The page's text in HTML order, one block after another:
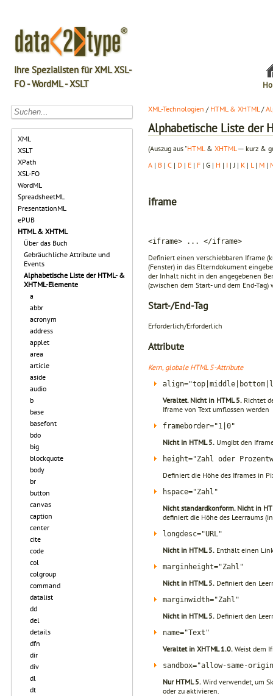
Ihre Spezialisten für XML XSL-
FO - WordML - XSLT
XML
XSLT
XPath
XSL-FO
WordML
SpreadsheetML
PresentationML
ePUB
HTML & XHTML
Über das Buch
Gebräuchliche Attribute und
Events
Alphabetische Liste der HTML- &
XHTML-Elemente
a
abbr
acronym
address
applet
area
article
aside
audio
b
base
basefont
bdo
big
blockquote
body
br
button
canvas
caption
center
cite
code
col
colgroup
command
datalist
dd
del
details
dfn
dir
div
dl
dt
XML-Technologien / HTML & XHTML/
Alphabetische Liste der
(Auszug aus "HTML & XHTML ─ kurz &
A | B | C | D | E | F | G | H | I | J | K | L | M |
iframe
<iframe> ... </iframe>
Definiert einen verschiebbaren Iframe
(Fenster) in das Elterndokument
der Inhalt nicht in den angegebenen
(zwischen dem Start- und dem End-
Start-/End-Tag
Erforderlich/Erforderlich
Attribute
Kern, globale HTML 5-Attribute
Veraltet. Nicht in HTML 5. Richtet
Iframe von Text umflossen werden
frameborder="1|0"
Nicht in HTML 5. Umgibt den
height="Zahl oder
Definiert die Höhe des Iframes in
hspace="Zahl"
Nicht standardkonform. Nicht in
definiert die Höhe des Leerraums
longdesc="URL"
Nicht in HTML 5. Enthält einen
marginheight="Zahl"
Nicht in HTML 5. Definiert den
marginwidth="Zahl"
Nicht in HTML 5. Definiert den
name="Text"
Veraltet in XHTML 1.0. Weist dem
sandbox="allow-same-
Nur HTML 5. Wird verwendet, um
oder zu aktivieren.